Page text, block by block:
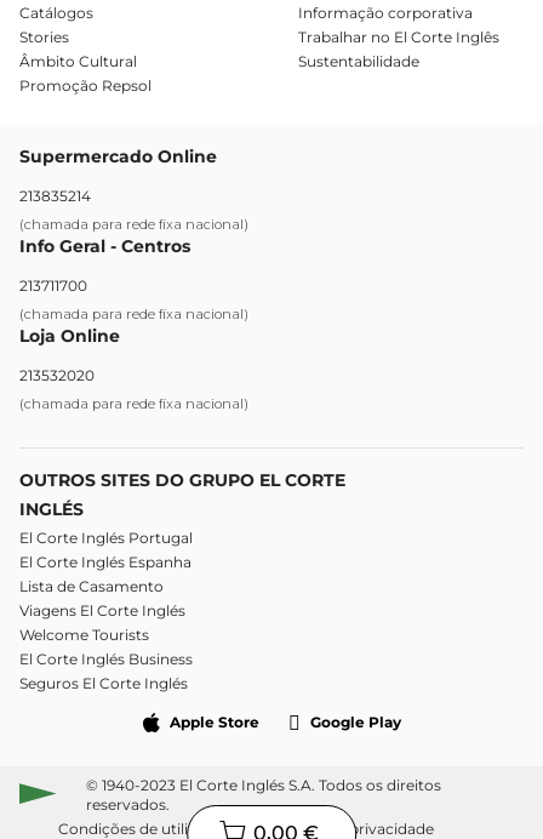
Catálogos
Stories
Âmbito Cultural
Promoção Repsol
Informação corporativa
Trabalhar no El Corte Inglês
Sustentabilidade
Supermercado Online
213835214
(chamada para rede fixa nacional)
Info Geral - Centros
213711700
(chamada para rede fixa nacional)
Loja Online
213532020
(chamada para rede fixa nacional)
OUTROS SITES DO GRUPO EL CORTE
INGLÉS
El Corte Inglés Portugal
El Corte Inglés Espanha
Lista de Casamento
Viagens El Corte Inglés
Welcome Tourists
El Corte Inglés Business
Seguros El Corte Inglés
Apple Store Google Play
© 1940-2023 El Corte Inglés S.A. Todos os direitos
reservados.
Condições de utilização
Política de privacidade
0,00 €